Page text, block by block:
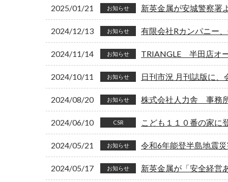
2025/01/21 お知らせ 新英金属が安城警察署
2024/12/13 お知らせ 有限会社Rカンパニー
2024/11/14 お知らせ TRIANGLE 半田店オ
2024/10/11 お知らせ 日刊市況 月刊誌版に
2024/08/20 お知らせ 株式会社人力舎 事務
2024/06/10 CSR こども１１０番の家に
2024/05/21 お知らせ 令和6年能登半島地震
2024/05/17 お知らせ 新英金属が「安全経